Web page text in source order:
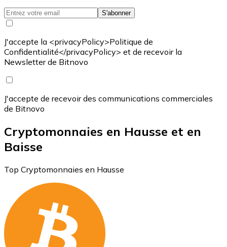
S'abonner
J'accepte la <privacyPolicy>Politique de
Confidentialité</privacyPolicy> et de recevoir la
Newsletter de Bitnovo
J'accepte de recevoir des communications commerciales
de Bitnovo
Cryptomonnaies en Hausse et en
Baisse
Top Cryptomonnaies en Hausse